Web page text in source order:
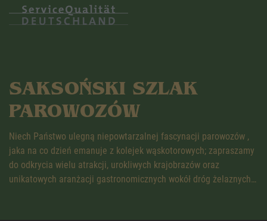
SAKSOŃSKI SZLAK
PAROWOZÓW
Niech Państwo ulegną niepowtarzalnej fascynacji parowozów ,
jaka na co dzień emanuje z kolejek wąskotorowych; zapraszamy
do odkrycia wielu atrakcji, urokliwych krajobrazów oraz
unikatowych aranżacji gastronomicznych wokół dróg żelaznych…